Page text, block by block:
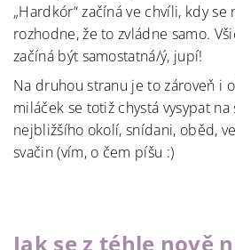
„Hardkór“ začíná ve chvíli, kdy
rozhodne, že to zvládne samo.
začíná být samostatná/ý, jupí!
Na druhou stranu je to zároveň i
miláček se totiž chystá vysypat
nejbližšího okolí, snídani, oběd,
svačin (vím, o čem píšu :)
Jak se z téhle nově